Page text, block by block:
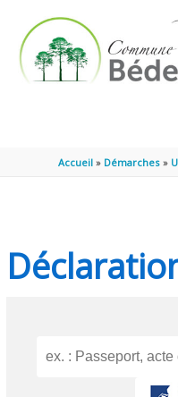
Accueil Démarches